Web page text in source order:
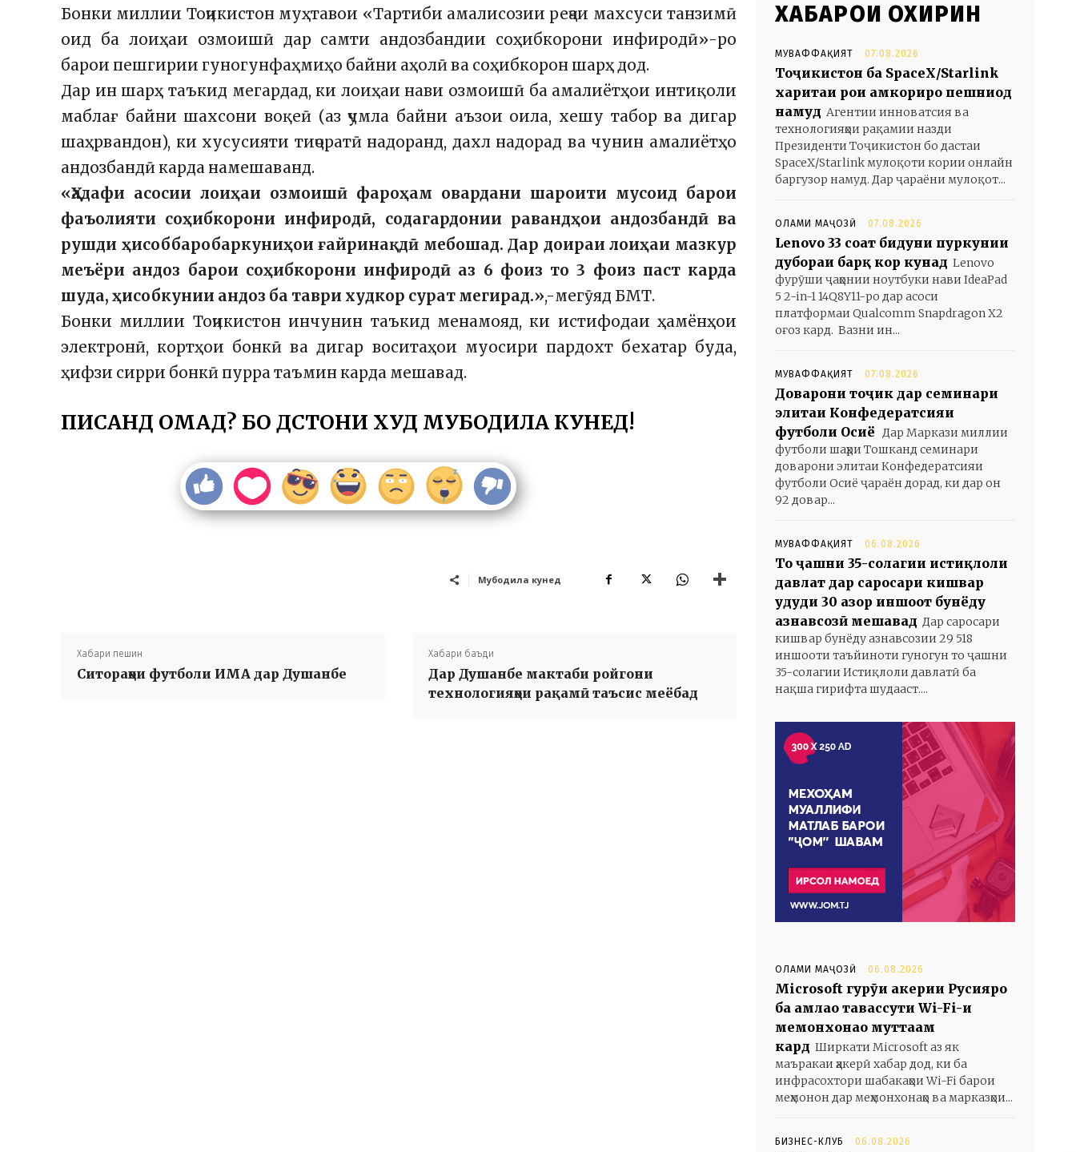
Бонки миллии Тоҷикистон муҳтавои «Тартиби амалисозии реҷаи махсуси танзимӣ
оид ба лоиҳаи озмоишӣ дар самти андозбандии соҳибкорони инфиродӣ»-ро
барои пешгирии гуногунфаҳмиҳо байни аҳолӣ ва соҳибкорон шарҳ дод.
Дар ин шарҳ таъкид мегардад, ки лоиҳаи нави озмоишӣ ба амалиётҳои интиқоли
маблағ байни шахсони воқеӣ (аз ҷумла байни аъзои оила, хешу табор ва дигар
шаҳрвандон), ки хусусияти тиҷоратӣ надоранд, дахл надорад ва чунин амалиётҳо
андозбандӣ карда намешаванд.
«Ҳадафи асосии лоиҳаи озмоишӣ фароҳам овардани шароити мусоид барои
фаъолияти соҳибкорони инфиродӣ, содагардонии равандҳои андозбандӣ ва
рушди ҳисоббаробаркуниҳои ғайринақдӣ мебошад. Дар доираи лоиҳаи мазкур
меъёри андоз барои соҳибкорони инфиродӣ аз 6 фоиз то 3 фоиз паст карда
шуда, ҳисобкунии андоз ба таври худкор сурат мегирад.»,-мегӯяд БМТ.
Бонки миллии Тоҷикистон инчунин таъкид менамояд, ки истифодаи ҳамёнҳои
электронӣ, кортҳои бонкӣ ва дигар воситаҳои муосири пардохт бехатар буда,
ҳифзи сирри бонкӣ пурра таъмин карда мешавад.
ПИСАНД ОМАД? БО ДӮСТОНИ ХУД МУБОДИЛА КУНЕД!
Мубодила кунед
Хабари пешин
Ситораҳои футболи ИМА дар Душанбе
Хабари баъди
Дар Душанбе мактаби ройгони
технологияҳои рақамӣ таъсис меёбад
ХАБАРҲОИ ОХИРИН
МУВАФФАҚИЯТ 07.08.2026
Тоҷикистон ба SpaceX/Starlink
харитаи роҳи ҳамкориро пешниҳод
намуд Агентии инноватсия ва
технологияҳои рақамии назди
Президенти Тоҷикистон бо дастаи
SpaceX/Starlink мулоқоти кории онлайн
баргузор намуд. Дар ҷараёни мулоқот...
ОЛАМИ МАҶОЗӢ 07.08.2026
Lenovo 33 соат бидуни пуркунии
дубораи барқ кор кунад Lenovo
фурӯши ҷаҳонии ноутбуки нави IdeaPad
5 2-in-1 14Q8Y11-ро дар асоси
платформаи Qualcomm Snapdragon X2
оғоз кард. Вазни ин...
МУВАФФАҚИЯТ 07.08.2026
Доварони тоҷик дар семинари
элитаи Конфедератсияи
футболи Осиё Дар Маркази миллии
футболи шаҳри Тошканд семинари
доварони элитаи Конфедератсияи
футболи Осиё ҷараён дорад, ки дар он
92 довар...
МУВАФФАҚИЯТ 06.08.2026
То ҷашни 35-солагии истиқлоли
давлат дар саросари кишвар
ҳудуди 30 ҳазор иншоот бунёду
азнавсозӣ мешавад Дар саросари
кишвар бунёду азнавсозии 29 518
иншооти таъйиноти гуногун то ҷашни
35-солагии Истиқлоли давлатӣ ба
нақша гирифта шудааст....
ОЛАМИ МАҶОЗӢ 06.08.2026
Microsoft гурӯҳи ҳакерии Русияро
ба ҳамлаҳо тавассути Wi-Fi-и
меҳмонхонаҳо муттаҳам
кард Ширкати Microsoft аз як
маъракаи ҳакерӣ хабар дод, ки ба
инфрасохтори шабакаҳои Wi-Fi барои
меҳмонон дар меҳмонхонаҳо ва марказҳои...
БИЗНЕС-КЛУБ 06.08.2026